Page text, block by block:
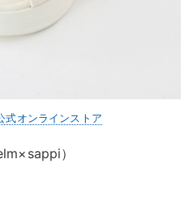
式オンラインストア
）